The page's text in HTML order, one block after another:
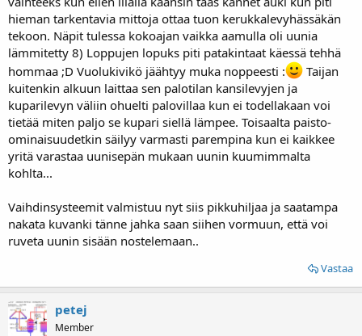
hieman tarkentavia mittoja ottaa tuon kerukkalevyhässäkän
tekoon. Näpit tulessa kokoajan vaikka aamulla oli uunia
lämmitetty 8) Loppujen lopuks piti patakintaat käessä tehhä
hommaa ;D Vuolukivikö jäähtyy muka noppeesti :
Taijan
kuitenkin alkuun laittaa sen palotilan kansilevyjen ja
kuparilevyn väliin ohuelti palovillaa kun ei todellakaan voi
tietää miten paljo se kupari siellä lämpee. Toisaalta paisto-
ominaisuudetkin säilyy varmasti parempina kun ei kaikkee
yritä varastaa uunisepän mukaan uunin kuumimmalta
kohlta...
Vaihdinsysteemit valmistuu nyt siis pikkuhiljaa ja saatampa
nakata kuvanki tänne jahka saan siihen vormuun, että voi
ruveta uunin sisään nostelemaan..
Vastaa
petej
Member